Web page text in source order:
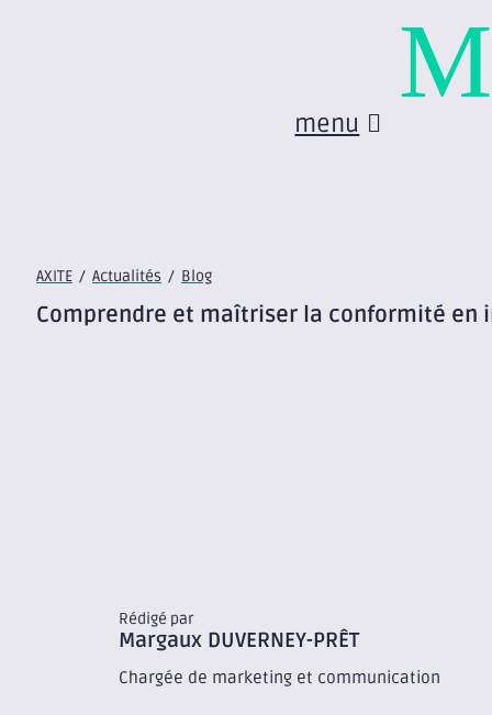
menu
AXITE / Actualités / Blog
Comprendre et maîtriser la conformité en
Rédigé par
Margaux DUVERNEY-PRÊT
Chargée de marketing et communication
M